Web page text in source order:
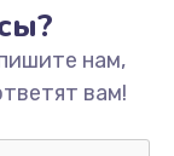
нам,
вам!